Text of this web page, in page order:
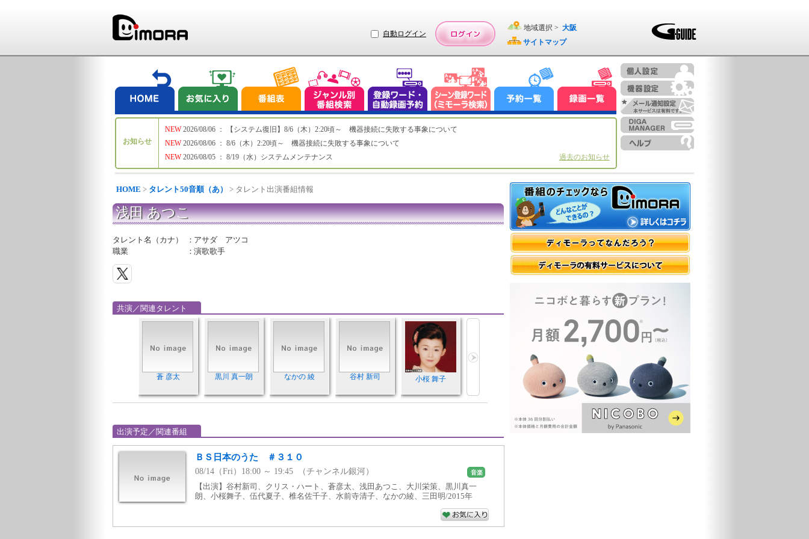
自動ログイン
地域選択 > 大阪
サイトマップ
お知らせ
NEW
NEW
NEW
2026/08/06 ： 【システム復旧】8/6（木）2:20頃～ 機器接続に失敗する事象について
2026/08/06 ： 8/6（木）2:20頃～ 機器接続に失敗する事象について
2026/08/05 ： 8/19（水）システムメンテナンス
過去のお知らせ
HOME > タレント50音順（あ） > タレント出演番組情報
浅田 あつこ
タレント名（カナ） ： アサダ アツコ
職業
：演歌歌手
共演／関連タレント
蒼 彦太 黒川 真一朗 なかの 綾 谷村 新司 小桜 舞子
出演予定／関連番組
ＢＳ日本のうた ＃３１０
08/14（Fri）18:00 ～ 19:45 （チャンネル銀河） 音楽
【出演】谷村新司、クリス・ハート、蒼彦太、浅田あつこ、大川栄策、黒川真一
朗、小桜舞子、伍代夏子、椎名佐千子、水前寺清子、なかの綾、三田明/2015年